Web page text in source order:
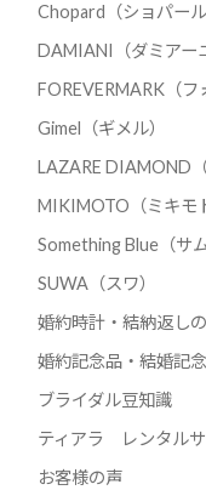
Chopard（ショパール
DAMIANI（ダミアー
FOREVERMARK（フ
Gimel（ギメル）
LAZARE DIAMOND
MIKIMOTO（ミキモ
Something Blue（サ
SUWA（スワ）
婚約時計・結納返し
婚約記念品・結婚記
ブライダル豆知識
ティアラ レンタルサ
お客様の声